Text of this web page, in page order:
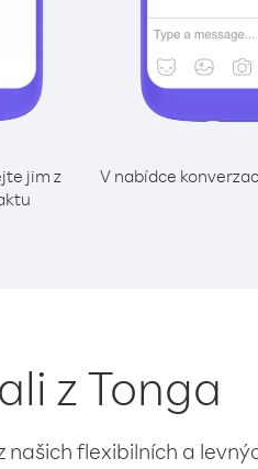
jim z
V nabídce
z Tonga
našich flexibilních a